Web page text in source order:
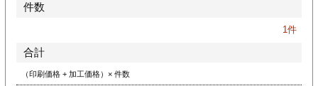
リーブ
件数
1件
合計
（印刷価格 + 加工価格）× 件数